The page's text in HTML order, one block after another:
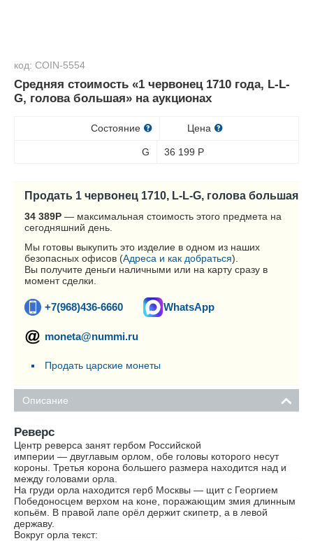
код: COIN-5554
Средняя стоимость «1 червонец 1710 года, L-L-
G, голова большая» на аукционах
Состояние Цена
G 36 199 Р
Продать 1 червонец 1710, L-L-G, голова большая
34 389Р — максимальная стоимость этого предмета на
сегодняшний день.
Мы готовы выкупить это изделие в одном из наших
безопасных офисов (Адреса и как добраться).
Вы получите деньги наличными или на карту сразу в
момент сделки.
+7(968)436-6660 WhatsApp
moneta@nummi.ru
Продать царские монеты
Описание
Реверс
Центр реверса занят гербом Российской
империи — двуглавым орлом, обе головы которого несут
короны. Третья корона большего размера находится над и
между головами орла.
На груди орла находится герб Москвы — щит с Георгием
Победоносцем верхом на коне, поражающим змия длинным
копьём. В правой лапе орёл держит скипетр, а в левой
державу.
Вокруг орла текст: